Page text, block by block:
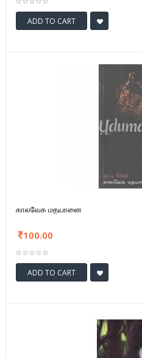
ADD TO CART
காலவேக மதயானை
100.00
ADD TO CART